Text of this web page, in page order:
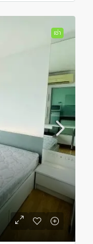
เช่า